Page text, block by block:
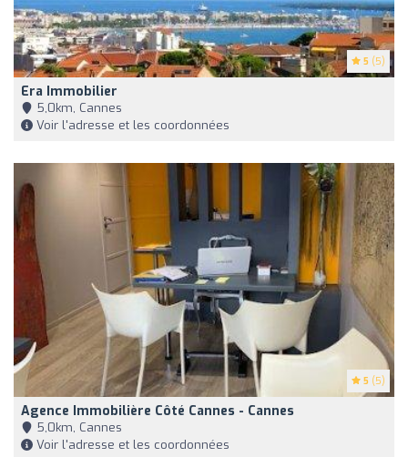
5 (5)
Era Immobilier
5,0km, Cannes
Voir l'adresse et les coordonnées
5 (5)
Agence Immobilière Côté Cannes - Cannes
5,0km, Cannes
Voir l'adresse et les coordonnées